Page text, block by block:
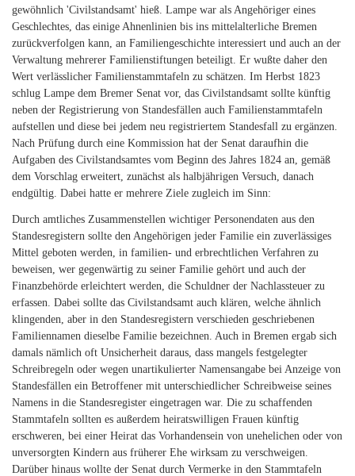
gewöhnlich 'Civilstandsamt' hieß. Lampe war als Angehöriger eines
Geschlechtes, das einige Ahnenlinien bis ins mittelalterliche Bremen
zurückverfolgen kann, an Familiengeschichte interessiert und auch an der
Verwaltung mehrerer Familienstiftungen beteiligt. Er wußte daher den
Wert verlässlicher Familienstammtafeln zu schätzen. Im Herbst 1823
schlug Lampe dem Bremer Senat vor, das Civilstandsamt sollte künftig
neben der Registrierung von Standesfällen auch Familienstammtafeln
aufstellen und diese bei jedem neu registriertem Standesfall zu ergänzen.
Nach Prüfung durch eine Kommission hat der Senat daraufhin die
Aufgaben des Civilstandsamtes vom Beginn des Jahres 1824 an, gemäß
dem Vorschlag erweitert, zunächst als halbjährigen Versuch, danach
endgültig. Dabei hatte er mehrere Ziele zugleich im Sinn:
Durch amtliches Zusammenstellen wichtiger Personendaten aus den
Standesregistern sollte den Angehörigen jeder Familie ein zuverlässiges
Mittel geboten werden, in familien- und erbrechtlichen Verfahren zu
beweisen, wer gegenwärtig zu seiner Familie gehört und auch der
Finanzbehörde erleichtert werden, die Schuldner der Nachlassteuer zu
erfassen. Dabei sollte das Civilstandsamt auch klären, welche ähnlich
klingenden, aber in den Standesregistern verschieden geschriebenen
Familiennamen dieselbe Familie bezeichnen. Auch in Bremen ergab sich
damals nämlich oft Unsicherheit daraus, dass mangels festgelegter
Schreibregeln oder wegen unartikulierter Namensangabe bei Anzeige von
Standesfällen ein Betroffener mit unterschiedlicher Schreibweise seines
Namens in die Standesregister eingetragen war. Die zu schaffenden
Stammtafeln sollten es außerdem heiratswilligen Frauen künftig
erschweren, bei einer Heirat das Vorhandensein von unehelichen oder von
unversorgten Kindern aus früherer Ehe wirksam zu verschweigen.
Darüber hinaus wollte der Senat durch Vermerke in den Stammtafeln